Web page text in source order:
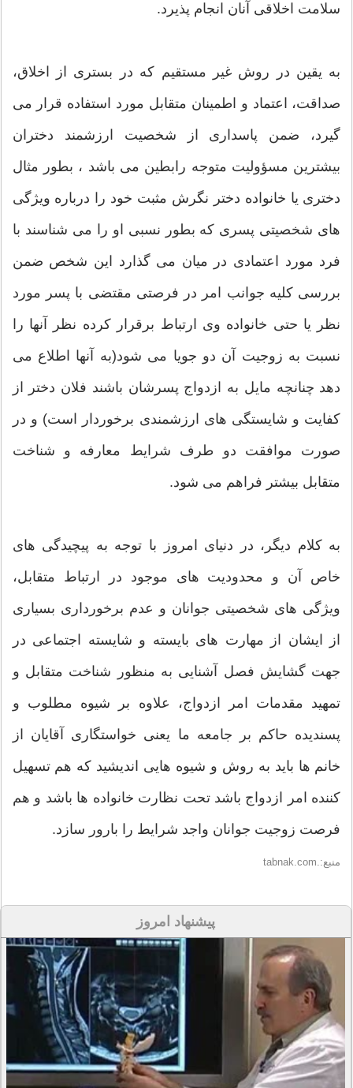
سلامت اخلاقی آنان انجام پذیرد.
به یقین در روش غیر مستقیم که در بستری از اخلاق،
صداقت، اعتماد و اطمینان متقابل مورد استفاده قرار می
گیرد، ضمن پاسداری از شخصیت ارزشمند دختران
بیشترین مسؤولیت متوجه رابطین می باشد ، بطور مثال
دختری یا خانواده دختر نگرش مثبت خود را درباره ویژگی
های شخصیتی پسری که بطور نسبی او را می شناسند با
فرد مورد اعتمادی در میان می گذارد این شخص ضمن
بررسی کلیه جوانب امر در فرصتی مقتضی با پسر مورد
نظر یا حتی خانواده وی ارتباط برقرار کرده نظر آنها را
نسبت به زوجیت آن دو جویا می شود(به آنها اطلاع می
دهد چنانچه مایل به ازدواج پسرشان باشند فلان دختر از
کفایت و شایستگی های ارزشمندی برخوردار است) و در
صورت موافقت دو طرف شرایط معارفه و شناخت
متقابل بیشتر فراهم می شود.
به کلام دیگر، در دنیای امروز با توجه به پیچیدگی های
خاص آن و محدودیت های موجود در ارتباط متقابل،
ویژگی های شخصیتی جوانان و عدم برخورداری بسیاری
از ایشان از مهارت های بایسته و شایسته اجتماعی در
جهت گشایش فصل آشنایی به منظور شناخت متقابل و
تمهید مقدمات امر ازدواج، علاوه بر شیوه مطلوب و
پسندیده حاکم بر جامعه ما یعنی خواستگاری آقایان از
خانم ها باید به روش و شیوه هایی اندیشید که هم تسهیل
کننده امر ازدواج باشد تحت نظارت خانواده ها باشد و هم
فرصت زوجیت جوانان واجد شرایط را بارور سازد.
منبع:.tabnak.com
پیشنهاد امروز